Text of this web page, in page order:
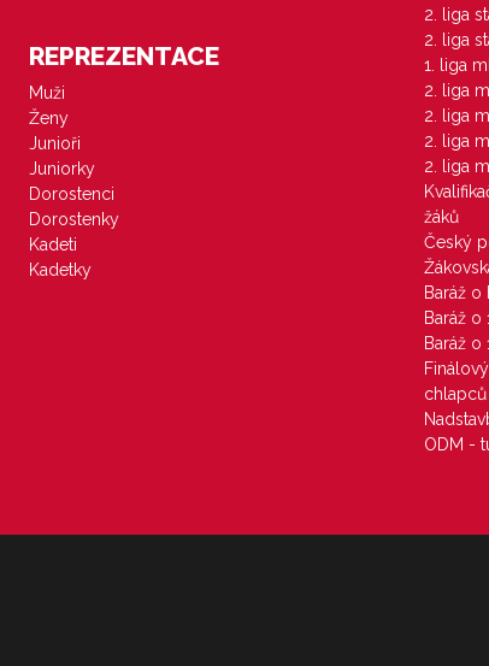
REPREZENTACE
Muži
Ženy
Junioři
Juniorky
Dorostenci
Dorostenky
Kadeti
Kadetky
2. liga
2. liga
1. liga
2. liga
2. liga
2. liga
2. liga
žáků
Český
Baráž o
Baráž o
Baráž
chlapců
ODM -